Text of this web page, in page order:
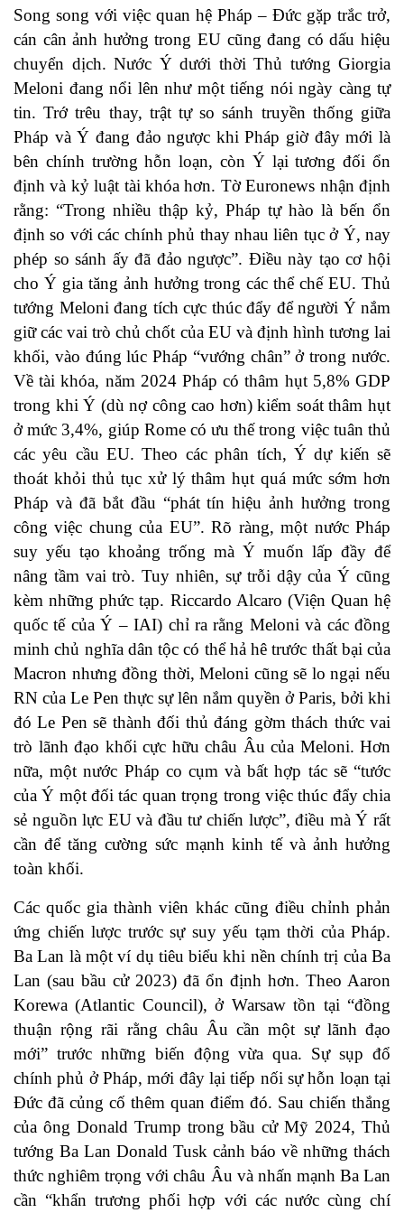
Song song với việc quan hệ Pháp – Đức gặp trắc trở,
cán cân ảnh hưởng trong EU cũng đang có dấu hiệu
chuyển dịch. Nước Ý dưới thời Thủ tướng Giorgia
Meloni đang nổi lên như một tiếng nói ngày càng tự
tin. Trớ trêu thay, trật tự so sánh truyền thống giữa
Pháp và Ý đang đảo ngược khi Pháp giờ đây mới là
bên chính trường hỗn loạn, còn Ý lại tương đối ổn
định và kỷ luật tài khóa hơn. Tờ Euronews nhận định
rằng: “Trong nhiều thập kỷ, Pháp tự hào là bến ổn
định so với các chính phủ thay nhau liên tục ở Ý, nay
phép so sánh ấy đã đảo ngược”. Điều này tạo cơ hội
cho Ý gia tăng ảnh hưởng trong các thể chế EU. Thủ
tướng Meloni đang tích cực thúc đẩy để người Ý nắm
giữ các vai trò chủ chốt của EU và định hình tương lai
khối, vào đúng lúc Pháp “vướng chân” ở trong nước.
Về tài khóa, năm 2024 Pháp có thâm hụt 5,8% GDP
trong khi Ý (dù nợ công cao hơn) kiểm soát thâm hụt
ở mức 3,4%, giúp Rome có ưu thế trong việc tuân thủ
các yêu cầu EU. Theo các phân tích, Ý dự kiến sẽ
thoát khỏi thủ tục xử lý thâm hụt quá mức sớm hơn
Pháp và đã bắt đầu “phát tín hiệu ảnh hưởng trong
công việc chung của EU”. Rõ ràng, một nước Pháp
suy yếu tạo khoảng trống mà Ý muốn lấp đầy để
nâng tầm vai trò. Tuy nhiên, sự trỗi dậy của Ý cũng
kèm những phức tạp. Riccardo Alcaro (Viện Quan hệ
quốc tế của Ý – IAI) chỉ ra rằng Meloni và các đồng
minh chủ nghĩa dân tộc có thể hả hê trước thất bại của
Macron nhưng đồng thời, Meloni cũng sẽ lo ngại nếu
RN của Le Pen thực sự lên nắm quyền ở Paris, bởi khi
đó Le Pen sẽ thành đối thủ đáng gờm thách thức vai
trò lãnh đạo khối cực hữu châu Âu của Meloni. Hơn
nữa, một nước Pháp co cụm và bất hợp tác sẽ “tước
của Ý một đối tác quan trọng trong việc thúc đẩy chia
sẻ nguồn lực EU và đầu tư chiến lược”, điều mà Ý rất
cần để tăng cường sức mạnh kinh tế và ảnh hưởng
toàn khối.
Các quốc gia thành viên khác cũng điều chỉnh phản
ứng chiến lược trước sự suy yếu tạm thời của Pháp.
Ba Lan là một ví dụ tiêu biểu khi nền chính trị của Ba
Lan (sau bầu cử 2023) đã ổn định hơn. Theo Aaron
Korewa (Atlantic Council), ở Warsaw tồn tại “đồng
thuận rộng rãi rằng châu Âu cần một sự lãnh đạo
mới” trước những biến động vừa qua. Sự sụp đổ
chính phủ ở Pháp, mới đây lại tiếp nối sự hỗn loạn tại
Đức đã củng cố thêm quan điểm đó. Sau chiến thắng
của ông Donald Trump trong bầu cử Mỹ 2024, Thủ
tướng Ba Lan Donald Tusk cảnh báo về những thách
thức nghiêm trọng với châu Âu và nhấn mạnh Ba Lan
cần “khẩn trương phối hợp với các nước cùng chí